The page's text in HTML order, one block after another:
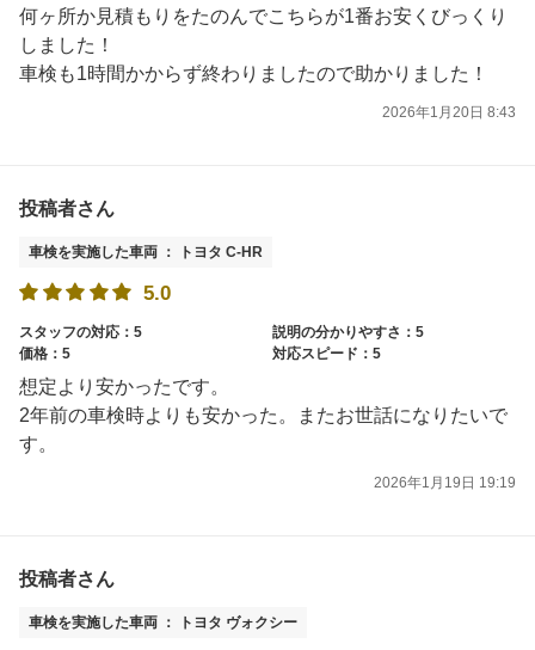
何ヶ所か見積もりをたのんでこちらが1番お安くびっくり
しました！
車検も1時間かからず終わりましたので助かりました！
2026年1月20日 8:43
投稿者さん
車検を実施した車両 ： トヨタ C-HR
5.0
スタッフの対応：5
説明の分かりやすさ：5
価格：5
対応スピード：5
想定より安かったです。
2年前の車検時よりも安かった。またお世話になりたいで
す。
2026年1月19日 19:19
投稿者さん
車検を実施した車両 ： トヨタ ヴォクシー